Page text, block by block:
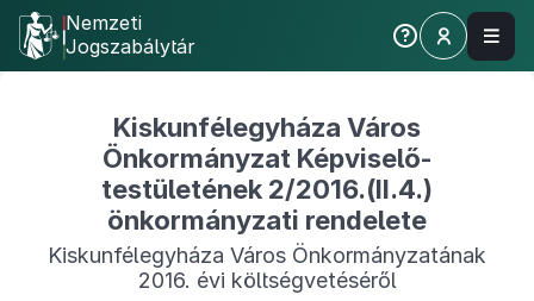
Nemzeti
Jogszabálytár
Kiskunfélegyháza Város
Önkormányzat Képviselő-
testületének 2/2016.(II.4.)
önkormányzati rendelete
Kiskunfélegyháza Város Önkormányzatának
2016. évi költségvetéséről